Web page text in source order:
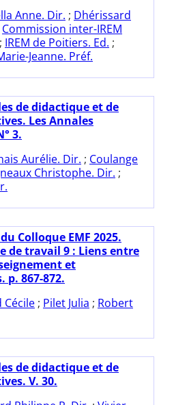
Anne. Dir. ; Dhérissard
Commission inter-IREM
; IREM de Poitiers. Ed. ;
Jeanne. Préf.
de didactique et de
Les Annales
3.
Aurélie. Dir. ; Coulange
Christophe. Dir. ;
Colloque EMF 2025.
de travail 9 : Liens entre
et
p. 867-872.
Cécile ; Pilet Julia ; Robert
de didactique et de
V. 30.